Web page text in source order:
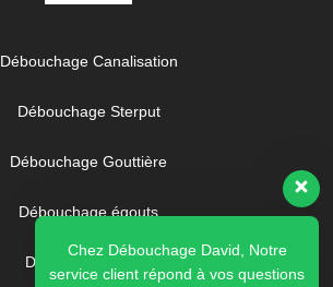
Débouchage Canalisation
Débouchage Sterput
Débouchage Gouttière
Débouchage égouts
Débouchage évier
Chez Débouchage David, Notre
service client répond à vos questions